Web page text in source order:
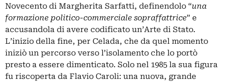
Novecento di Margherita Sarfatti, definendolo “una
formazione politico-commerciale sopraffattrice” e
accusandola di avere codificato un’Arte di Stato.
L’inizio della fine, per Celada, che da quel momento
iniziò un percorso verso l’isolamento che lo portò
presto a essere dimenticato. Solo nel 1985 la sua figura
fu riscoperta da Flavio Caroli: una nuova, grande